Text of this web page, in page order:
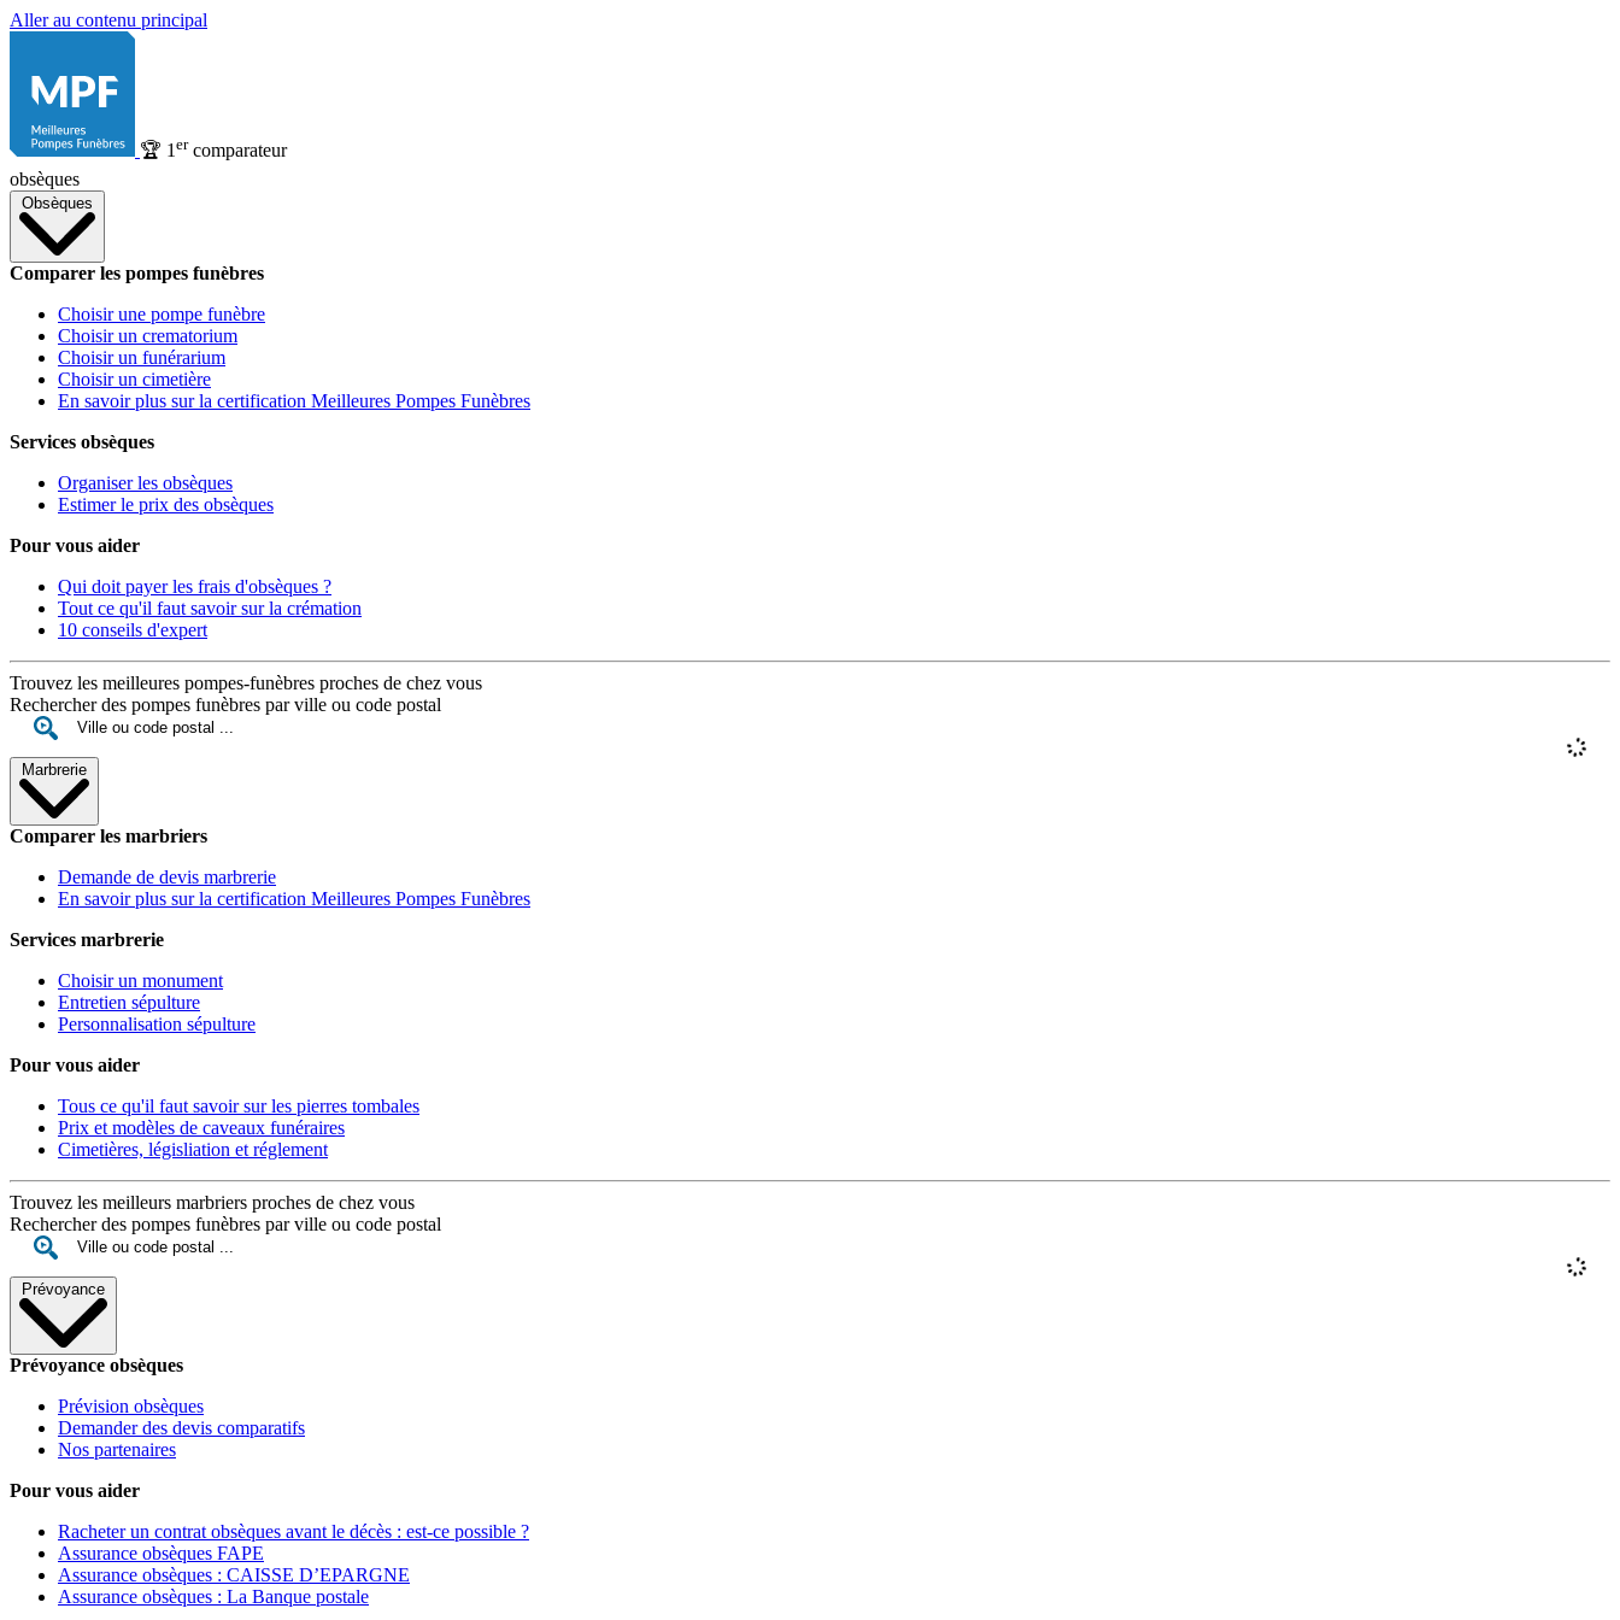
Aller au contenu principal
🏆 1 ercomparateur
obsèques
Obsèques
Comparer les pompes funèbres
Choisir une pompe funèbre
Choisir un crematorium
Choisir un funérarium
Choisir un cimetière
En savoir plus sur la certification Meilleures Pompes Funèbres
Services obsèques
Organiser les obsèques
Estimer le prix des obsèques
Pour vous aider
Qui doit payer les frais d'obsèques ?
Tout ce qu'il faut savoir sur la crémation
10 conseils d'expert
Trouvez les meilleures pompes-funèbres proches de chez vous
Rechercher des pompes funèbres par ville ou code postal
Marbrerie
Comparer les marbriers
Demande de devis marbrerie
En savoir plus sur la certification Meilleures Pompes Funèbres
Services marbrerie
Choisir un monument
Entretien sépulture
Personnalisation sépulture
Pour vous aider
Tous ce qu'il faut savoir sur les pierres tombales
Prix et modèles de caveaux funéraires
Cimetières, législiation et réglement
Trouvez les meilleurs marbriers proches de chez vous
Rechercher des pompes funèbres par ville ou code postal
Prévoyance
Prévoyance obsèques
Prévision obsèques
Demander des devis comparatifs
Nos partenaires
Pour vous aider
Racheter un contrat obsèques avant le décès : est-ce possible ?
Assurance obsèques FAPE
Assurance obsèques : CAISSE D’EPARGNE
Assurance obsèques : La Banque postale